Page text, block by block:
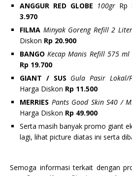
ANGGUR RED GLOBE 100gr Rp
3.970
FILMA Minyak Goreng Refill 2
Diskon Rp 20.900
BANGO Kecap Manis Refill 575 ml
Rp 19.700
GIANT / SUS Gula Pasir Lokal/
Harga Diskon Rp 11.500
MERRIES Pants Good Skin S40 /
Harga Diskon Rp 49.900
Serta masih banyak promo giant
lagi, lihat picture diatas ini serta
Semoga informasi terkait dengan